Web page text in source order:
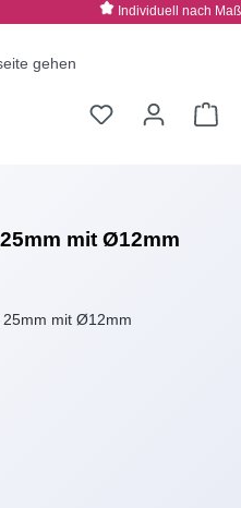
Individuell nach Maß
mit Ø12mm